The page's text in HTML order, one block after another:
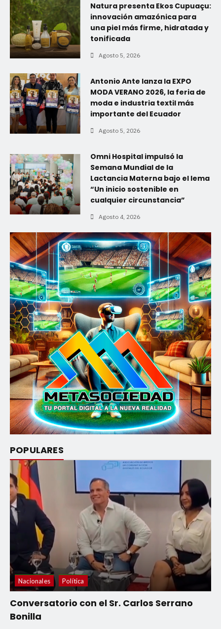
Natura presenta Ekos Cupuaçu:
innovación amazónica para
una piel más firme, hidratada y
tonificada
Agosto 5, 2026
Antonio Ante lanza la EXPO
MODA VERANO 2026, la feria de
moda e industria textil más
importante del Ecuador
Agosto 5, 2026
Omni Hospital impulsó la
Semana Mundial de la
Lactancia Materna bajo el lema
“Un inicio sostenible en
cualquier circunstancia”
Agosto 4, 2026
POPULARES
Nacionales Política
Conversatorio con el Sr. Carlos Serrano
Bonilla